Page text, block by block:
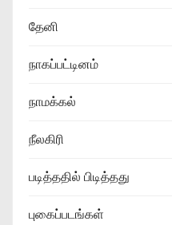
தேனி
நாகப்பட்டினம்
நாமக்கல்
நீலகிரி
படித்ததில் பிடித்தது
புகைப்படங்கள்